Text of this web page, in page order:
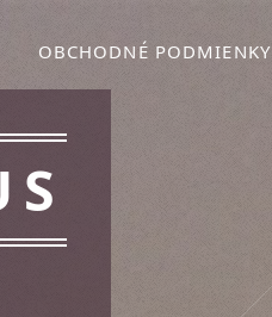
OBCHODNÉ PODMIENKY